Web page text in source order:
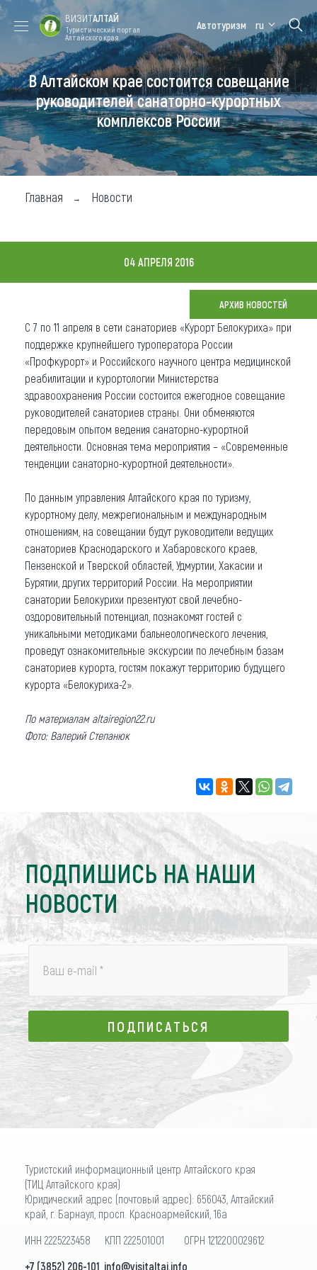
Форум VISIT
ALTAI
Цветение
маральника
Медицинский
форум
Алтайская
зимовка
Туры
Где побывать
Чем заняться
Карта
Что привезти (сувениры)
О регионе
Коллекция впечатлений
Другие рубрики
ВИЗИТАЛТАЙ
Туристический портал
Алтайского края
Автотуризм ru
В Алтайском крае состоится совещание
руководителей санаторно-курортных
комплексов России
Главная Новости
04 АПРЕЛЯ 2016
АРХИВ НОВОСТЕЙ
С 7 по 11 апреля в сети санаториев «Курорт Белокуриха» при
поддержке крупнейшего туроператора России
«Профкурорт» и Российского научного центра медицинской
реабилитации и курортологии Министерства
здравоохранения России состоится ежегодное совещание
руководителей санаториев страны. Они обменяются
передовым опытом ведения санаторно-курортной
деятельности. Основная тема мероприятия – «Современные
тенденции санаторно-курортной деятельности».
По данным управления Алтайского края по туризму,
курортному делу, межрегиональным и международным
отношениям, на совещании будут руководители ведущих
санаториев Краснодарского и Хабаровского краев,
Пензенской и Тверской областей, Удмуртии, Хакасии и
Бурятии, других территорий России. На мероприятии
санатории Белокурихи презентуют свой лечебно-
оздоровительный потенциал, познакомят гостей с
уникальными методиками бальнеологического лечения,
проведут ознакомительные экскурсии по лечебным базам
санаториев курорта, гостям покажут территорию будущего
курорта «Белокуриха-2».
По материалам altairegion22.ru
Фото: Валерий Степанюк
ПОДПИШИСЬ НА НАШИ
НОВОСТИ
Ваш e-mail *
ПОДПИСАТЬСЯ
ПОДПИСАТЬСЯ
Туристский информационный центр Алтайского края
(ТИЦ Алтайского края)
Юридический адрес (почтовый адрес): 656043, Алтайский
край, г. Барнаул, просп. Красноармейский, 16а
ИНН 2225223458 КПП 222501001 ОГРН 1212200029612
+7 (3852) 206-101 info@visitaltai.info